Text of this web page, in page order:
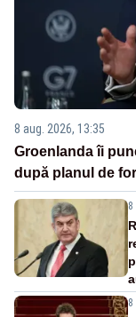
8 aug. 2026, 13:35
Groenlanda îi
după planul de
8
8